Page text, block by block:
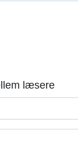
læsere